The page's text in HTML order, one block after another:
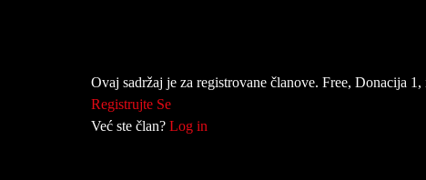
Ovaj sadržaj je za registrovane članove. Free, Donacija
Registrujte Se
Već ste član? Log in